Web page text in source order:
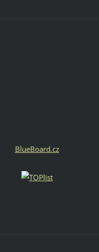
BlueBoard.cz